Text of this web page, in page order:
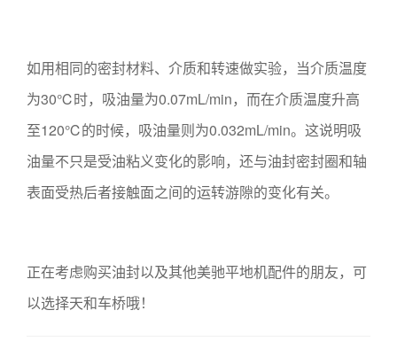
如用相同的密封材料、介质和转速做实验，当介质温度
为30℃时，吸油量为0.07mL/min，而在介质温度升高
至120℃的时候，吸油量则为0.032mL/min。这说明吸
油量不只是受油粘义变化的影响，还与油封密封圈和轴
表面受热后者接触面之间的运转游隙的变化有关。
正在考虑购买油封以及其他美驰平地机配件的朋友，可
以选择天和车桥哦！